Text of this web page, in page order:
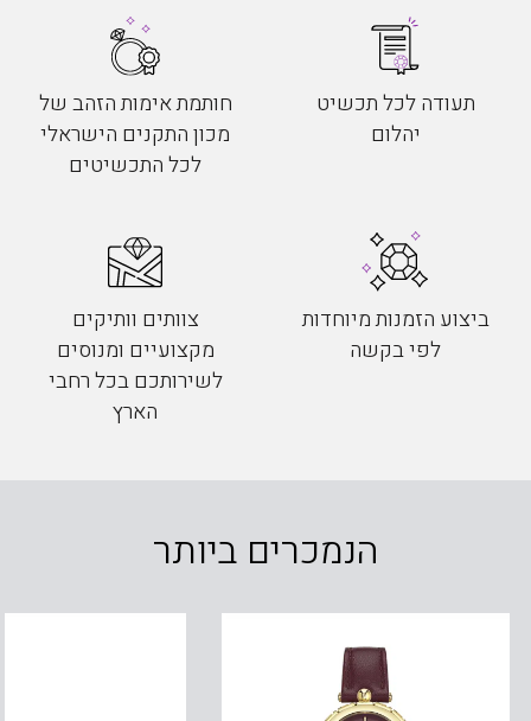
תעודה לכל תכשיט
יהלום
חותמת אימות הזהב של
מכון התקנים הישראלי
לכל התכשיטים
ביצוע הזמנות מיוחדות
לפי בקשה
צוותים וותיקים
מקצועיים ומנוסים
לשירותכם בכל רחבי
הארץ
הנמכרים ביותר